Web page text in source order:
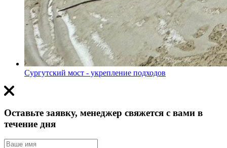
Сургутский мост - укрепление подходов
Оставьте заявку, менеджер свяжется с вами в
течение дня